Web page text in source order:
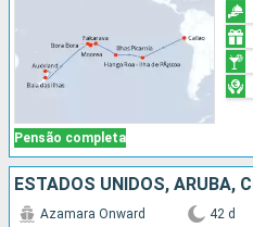
Pensão completa
Azamara Onward 42 d